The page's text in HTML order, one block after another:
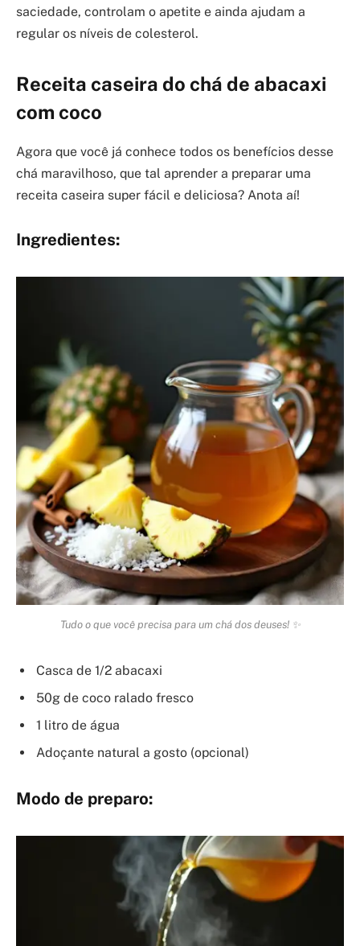
saciedade, controlam o apetite e ainda ajudam a
regular os níveis de colesterol.
Receita caseira do chá de abacaxi
com coco
Agora que você já conhece todos os benefícios desse
chá maravilhoso, que tal aprender a preparar uma
receita caseira super fácil e deliciosa? Anota aí!
Ingredientes:
Tudo o que você precisa para um chá dos deuses! ✨
Casca de 1/2 abacaxi
50g de coco ralado fresco
1 litro de água
Adoçante natural a gosto (opcional)
Modo de preparo: